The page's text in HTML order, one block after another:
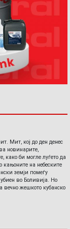
Мит, кој до ден денес
новинарите,
како би могле луѓето да
на небеските
земји помеѓу
во Боливија. Но
вечно жешкото кубанско